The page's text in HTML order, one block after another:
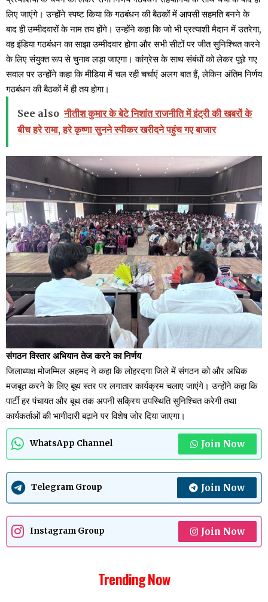
लिए जाएंगे। उन्होंने स्पष्ट किया कि गठबंधन की बैठकों में आपसी सहमति बनने के
बाद ही उम्मीदवारों के नाम तय होंगे। उन्होंने कहा कि जो भी प्रत्याशी मैदान में उतरेगा,
वह इंडिया गठबंधन का साझा उम्मीदवार होगा और सभी सीटों पर जीत सुनिश्चित करने
के लिए संयुक्त रूप से चुनाव लड़ा जाएगा। कांग्रेस के साथ संबंधों को लेकर पूछे गए
सवाल पर उन्होंने कहा कि मीडिया में चल रही चर्चाएं अलग बात हैं, लेकिन अंतिम निर्णय
गठबंधन की बैठकों में ही तय होगा।
See also नीतीश कुमार के बेटे निशांत राजनीति में इंट्री की खबरों के
बीच हरे रामा, हरे कृष्णा सुनने स्पीकर खरीदने पहुंच गए बाजार
संगठन विस्तार अभियान तेज करने का निर्णय
जिलाध्यक्ष मोजम्मिल अहमद ने कहा कि लोहरदगा जिले में संगठन को और अधिक
मजबूत करने के लिए बूथ स्तर पर लगातार कार्यक्रम चलाए जाएंगे। उन्होंने कहा कि
पार्टी हर पंचायत और बूथ तक अपनी सक्रिय उपस्थिति सुनिश्चित करेगी तथा
कार्यकर्ताओं की भागीदारी बढ़ाने पर विशेष जोर दिया जाएगा।
WhatsApp Channel Join Now
Telegram Group Join Now
Instagram Group Join Now
Trending Now